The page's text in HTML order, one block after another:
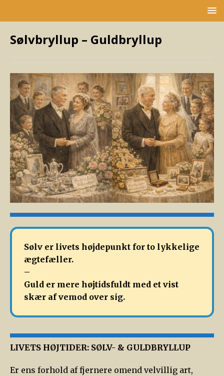
Sølvbryllup – Guldbryllup
Sølv er livets højdepunkt for to lykkelige
ægtefæller.
–
Guld er mere højtidsfuldt med et vist
skær af vemod over sig.
LIVETS HØJTIDER: SØLV- & GULDBRYLLUP
Er ens forhold af fjernere omend velvillig art,